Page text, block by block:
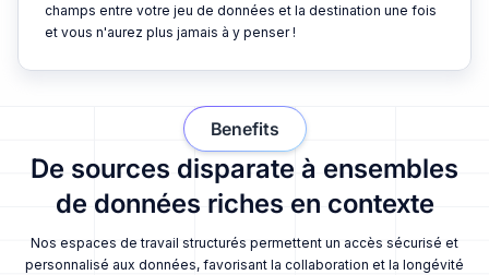
champs entre votre jeu de données et la destination une fois
et vous n'aurez plus jamais à y penser !
De sources disparate à ensembles
de données riches en contexte
Nos espaces de travail structurés permettent un accès sécurisé et
personnalisé aux données, favorisant la collaboration et la longévité
Benefits